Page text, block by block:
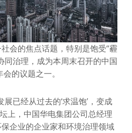
的焦点话题，特别是饱受“霾
同治理，成为本周末召开的中国
的议题之一。
已经从过去的‘求温饱’，变成
上，中国华电集团公司总经理
企业的企业家和环境治理领域